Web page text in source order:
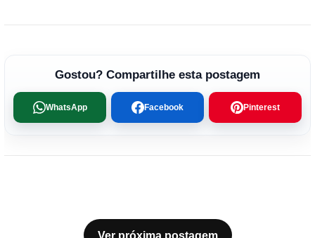
Gostou? Compartilhe esta postagem
WhatsApp Facebook Pinterest
Ver próxima postagem